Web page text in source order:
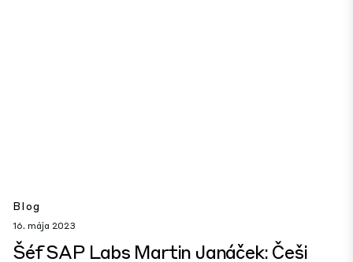
Blog
16. mája 2023
Šéf SAP Labs Martin Janáček: Češi